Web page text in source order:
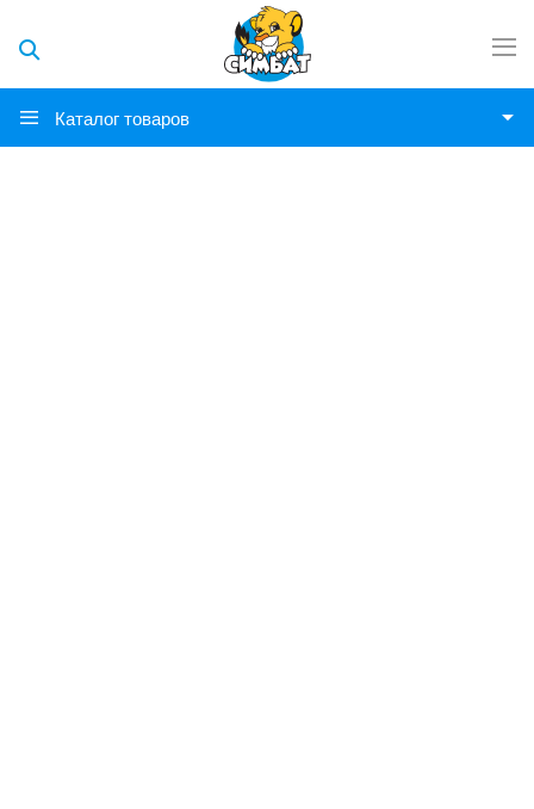
Каталог товаров